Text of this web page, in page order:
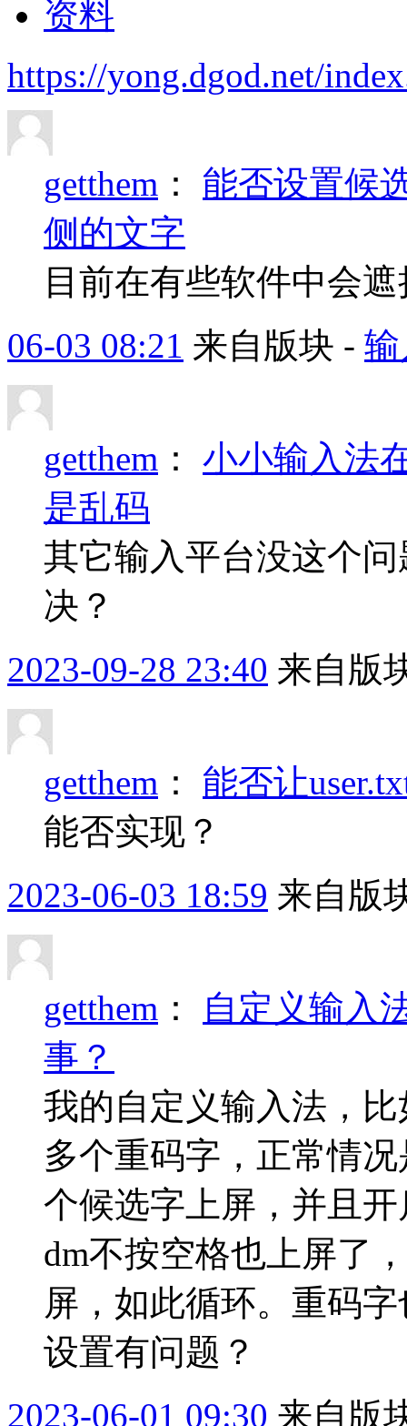
资料
https://yong.dgod.net/
getthem ： 能否设置候
侧的文字
目前在有些软件中会
06-03 08:21 来自版块 -
getthem ： 小小输入法
是乱码
其它输入平台没这个
决？
2023-09-28 23:40 来自版
getthem ： 能否让
能否实现？
2023-06-03 18:59 来自版
getthem ：
自定义输入
事？
我的自定义输入法，
多个重码字，正常情
个候选字上屏，并且
dm不按空格也上屏了
屏，如此循环。重码
设置有问题？
2023-06-01 09:30 来自版